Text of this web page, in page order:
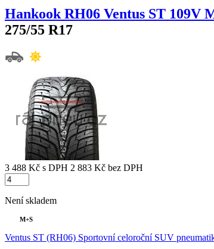
Hankook RH06 Ventus ST 109V
275/55 R17
3 488 Kč s DPH 2 883 Kč bez DPH
Není skladem
M+S
Ventus ST (RH06) Sportovní celoroční SUV